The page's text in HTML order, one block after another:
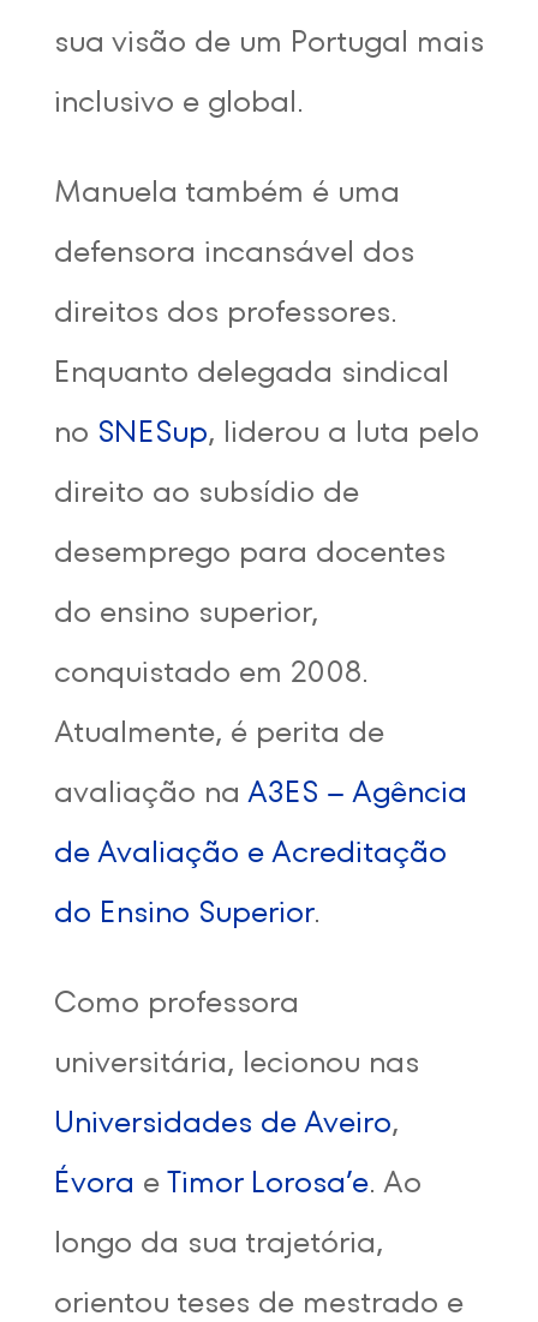
sua visão de um Portugal mais
inclusivo e global.
Manuela também é uma
defensora incansável dos
direitos dos professores.
Enquanto delegada sindical
no SNESup, liderou a luta pelo
direito ao subsídio de
desemprego para docentes
do ensino superior,
conquistado em 2008.
Atualmente, é perita de
avaliação na A3ES – Agência
de Avaliação e Acreditação
do Ensino Superior.
Como professora
universitária, lecionou nas
Universidades de Aveiro,
Évora e Timor Lorosa’e. Ao
longo da sua trajetória,
orientou teses de mestrado e